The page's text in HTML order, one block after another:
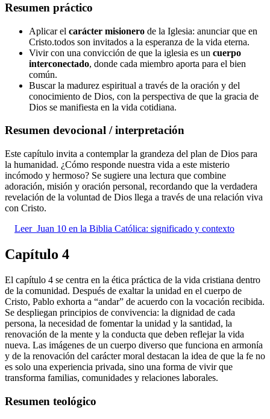
Resumen práctico
Aplicar el carácter misionero de la Iglesia: anunciar que en
Cristo.todos son invitados a la esperanza de la vida eterna.
Vivir con una convicción de que la iglesia es un cuerpo
interconectado, donde cada miembro aporta para el bien
común.
Buscar la madurez espiritual a través de la oración y del
conocimiento de Dios, con la perspectiva de que la gracia de
Dios se manifiesta en la vida cotidiana.
Resumen devocional / interpretación
Este capítulo invita a contemplar la grandeza del plan de Dios para
la humanidad. ¿Cómo responde nuestra vida a este misterio
incómodo y hermoso? Se sugiere una lectura que combine
adoración, misión y oración personal, recordando que la verdadera
revelación de la voluntad de Dios llega a través de una relación viva
con Cristo.
Leer Juan 10 en la Biblia Católica: significado y contexto
Capítulo 4
El capítulo 4 se centra en la ética práctica de la vida cristiana dentro
de la comunidad. Después de exaltar la unidad en el cuerpo de
Cristo, Pablo exhorta a “andar” de acuerdo con la vocación recibida.
Se despliegan principios de convivencia: la dignidad de cada
persona, la necesidad de fomentar la unidad y la santidad, la
renovación de la mente y la conducta que deben reflejar la vida
nueva. Las imágenes de un cuerpo diverso que funciona en armonía
y de la renovación del carácter moral destacan la idea de que la fe no
es solo una experiencia privada, sino una forma de vivir que
transforma familias, comunidades y relaciones laborales.
Resumen teológico